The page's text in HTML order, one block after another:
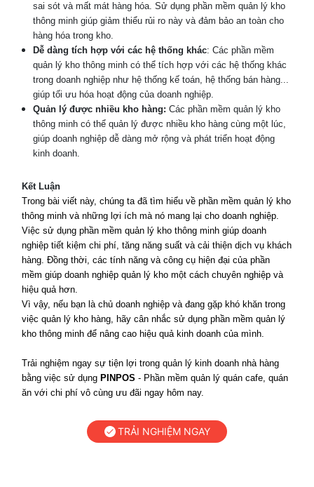
sai sót và mất mát hàng hóa. Sử dụng phần mềm quản lý kho
thông minh giúp giảm thiểu rủi ro này và đảm bảo an toàn cho
hàng hóa trong kho.
Dễ dàng tích hợp với các hệ thống khác: Các phần mềm
quản lý kho thông minh có thể tích hợp với các hệ thống khác
trong doanh nghiệp như hệ thống kế toán, hệ thống bán hàng...
giúp tối ưu hóa hoạt động của doanh nghiệp.
Quản lý được nhiều kho hàng: Các phần mềm quản lý kho
thông minh có thể quản lý được nhiều kho hàng cùng một lúc,
giúp doanh nghiệp dễ dàng mở rộng và phát triển hoạt động
kinh doanh.
Kết Luận
Trong bài viết này, chúng ta đã tìm hiểu về phần mềm quản lý kho
thông minh và những lợi ích mà nó mang lại cho doanh nghiệp.
Việc sử dụng phần mềm quản lý kho thông minh giúp doanh
nghiệp tiết kiệm chi phí, tăng năng suất và cải thiện dịch vụ khách
hàng. Đồng thời, các tính năng và công cụ hiện đại của phần
mềm giúp doanh nghiệp quản lý kho một cách chuyên nghiệp và
hiệu quả hơn.
Vì vậy, nếu bạn là chủ doanh nghiệp và đang gặp khó khăn trong
việc quản lý kho hàng, hãy cân nhắc sử dụng phần mềm quản lý
kho thông minh để nâng cao hiệu quả kinh doanh của mình.
Trải nghiệm ngay sự tiện lợi trong quản lý kinh doanh nhà hàng
bằng việc sử dụng PINPOS - Phần mềm quản lý quán cafe, quán
ăn với chi phí vô cùng ưu đãi ngay hôm nay.
TRẢI NGHIỆM NGAY